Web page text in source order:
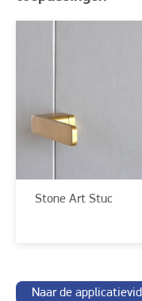
Stone Art Stuc
Naar de